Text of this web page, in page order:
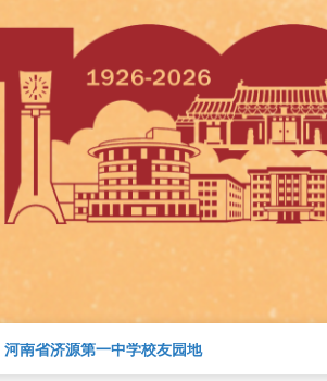
河南省济源第一中学校友园地